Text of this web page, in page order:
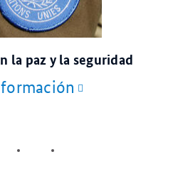
la paz y la seguridad